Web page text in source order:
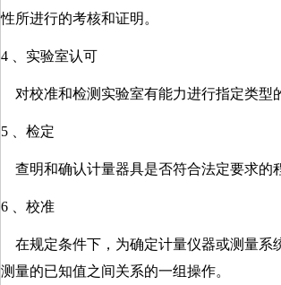
性所进行的考核和证明。
4 、实验室认可
对校准和检测实验室有能力进行指定类
5 、检定
查明和确认计量器具是否符合法定要求
6 、校准
在规定条件下，为确定计量仪器或测量
测量的已知值之间关系的一组操作。